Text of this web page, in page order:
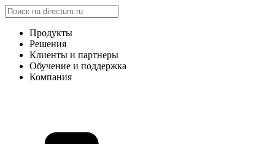
Продукты
Решения
Клиенты и партнеры
Обучение и поддержка
Компания